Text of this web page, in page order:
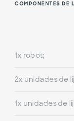
COMPONENTES DE
1x robot;
2x unidades de
1x unidades de